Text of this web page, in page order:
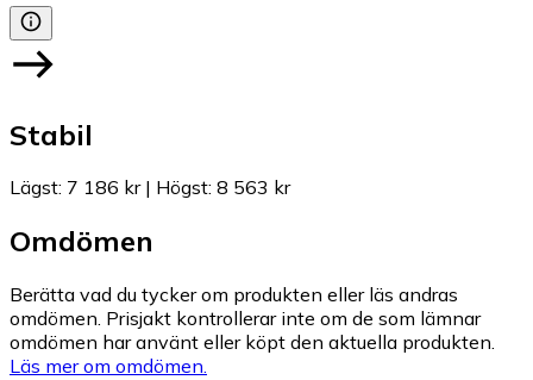
Stabil
Lägst: 7 186 kr| Högst: 8 563 kr
Omdömen
Berätta vad du tycker om produkten eller läs andras
omdömen. Prisjakt kontrollerar inte om de som lämnar
omdömen har använt eller köpt den aktuella produkten.
Läs mer om omdömen.